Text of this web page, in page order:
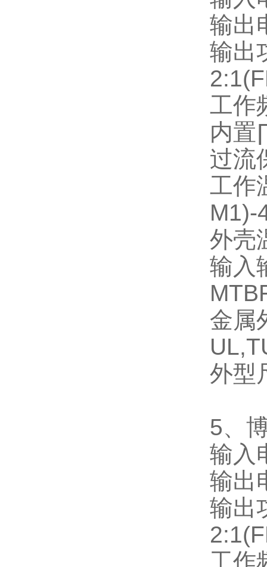
输出
输出
工作
内置
过流
工作
M1)-
外壳
输入
金属
外型
5、
输入
输出
输出
工作